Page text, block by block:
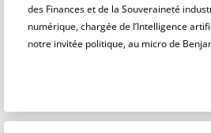
des Finances et de la Souveraineté
numérique, chargée de l’Intelligence
notre invitée politique, au micro de